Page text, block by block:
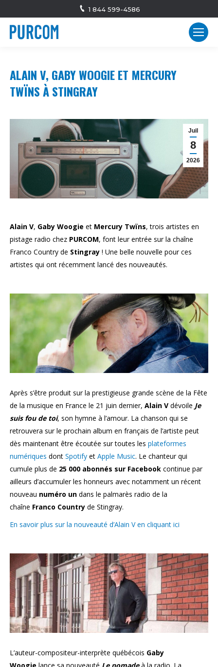
1 844 599-4586
ALAIN V, GABY WOOGIE ET MERCURY
TWÏNS À STINGRAY
Juil
8
2026
Alain V, Gaby Woogie et Mercury Twïns, trois artistes en
pistage radio chez PURCOM, font leur entrée sur la chaîne
Franco Country de Stingray ! Une belle nouvelle pour ces
artistes qui ont récemment lancé des nouveautés.
Après s’être produit sur la prestigieuse grande scène de la Fête
de la musique en France le 21 juin dernier, Alain V dévoile Je
suis fou de toi, son hymne à l’amour. La chanson qui se
retrouvera sur le prochain album en français de l’artiste peut
dès maintenant être écoutée sur toutes les plateformes
numériques dont Spotify et Apple Music. Le chanteur qui
cumule plus de 25 000 abonnés sur Facebook continue par
ailleurs d’accumuler les honneurs avec notamment un récent
nouveau numéro un dans le palmarès radio de la
chaîne Franco Country de Stingray.
En savoir plus sur la nouveauté d’Alain V en cliquant ici
L’auteur-compositeur-interprète québécois Gaby